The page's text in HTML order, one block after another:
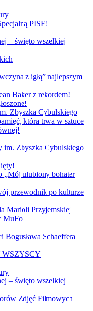
PISF!
– święto wszelkiej
z igłą” najlepszym
Baker z rekordem!
Zbyszka Cybulskiego
która trwa w sztuce
im. Zbyszka Cybulskiego
„Mój ulubiony bohater
przewodnik po kulturze
Marioli Przyjemskiej
MuFo
Schaeffera
WSZYSCY
– święto wszelkiej
Zdjęć Filmowych